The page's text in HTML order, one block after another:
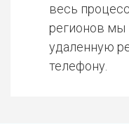
весь
регионов мы
удаленную
телефону.